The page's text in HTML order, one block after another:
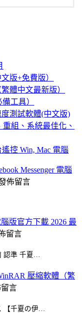
版+免費版）
體中文最新版）
工具）
度測試軟體(中文版)
重組、系統最佳化、
控 Win, Mac 電腦
Messenger 電腦
佈留言
版官方下載 2026 最
留言
認準 千夏…
壓縮軟體（繁
言
【千夏の伊…